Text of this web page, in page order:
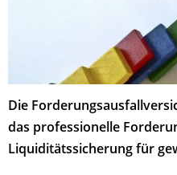
Die
das professionelle
Liquiditätssicherung für